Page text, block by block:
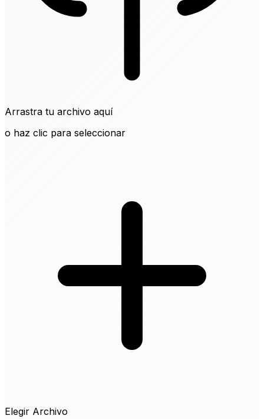
Arrastra tu archivo aquí
o haz clic para seleccionar
Elegir Archivo